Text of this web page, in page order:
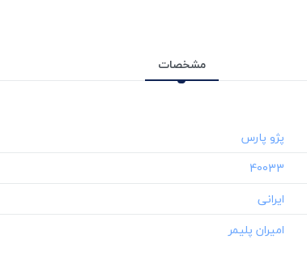
مشخصات
‎40033